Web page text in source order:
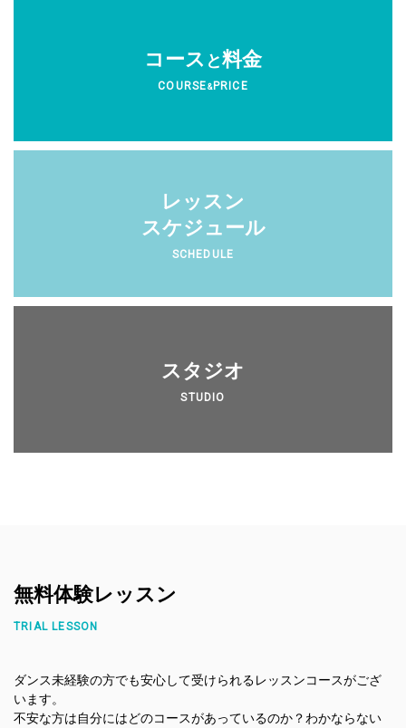
コース と料金
COURSE&PRICE
レッスン
スケジュール
SCHEDULE
スタジオ
STUDIO
無料体験レッスン
TRIAL LESSON
ダンス未経験の方でも安心して受けられるレッスンコースがござ
います。
不安な方は自分にはどのコースがあっているのか？わかならない